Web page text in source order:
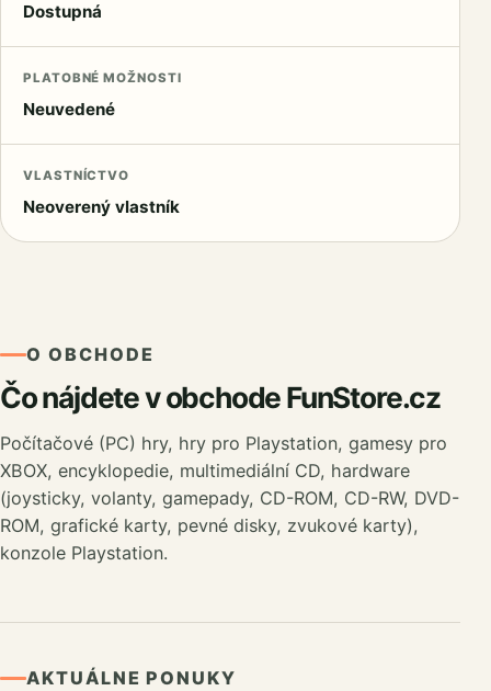
Dostupná
PLATOBNÉ MOŽNOSTI
Neuvedené
VLASTNÍCTVO
Neoverený vlastník
O OBCHODE
Čo nájdete v obchode FunStore.cz
Počítačové (PC) hry, hry pro Playstation, gamesy pro
XBOX, encyklopedie, multimediální CD, hardware
(joysticky, volanty, gamepady, CD-ROM, CD-RW, DVD-
ROM, grafické karty, pevné disky, zvukové karty),
konzole Playstation.
AKTUÁLNE PONUKY